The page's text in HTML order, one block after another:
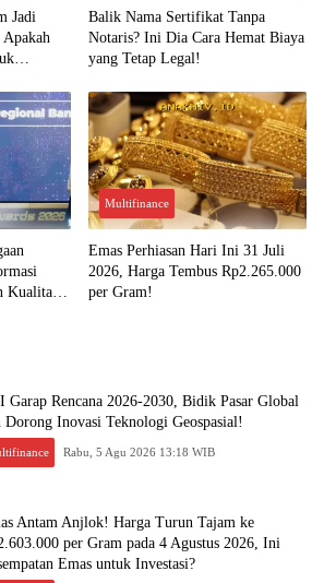
Jadi
Balik Nama Sertifikat Tanpa
Notaris? Ini Dia Cara Hemat Biaya
yang Tetap Legal!
Kualitas
Multifinance
Emas Perhiasan Hari Ini 31 Juli
2026, Harga Tembus Rp2.265.000
per Gram!
Garap Rencana 2026-2030, Bidik Pasar Global
Dorong Inovasi Teknologi Geospasial!
Rabu, 5 Agu 2026 13:18 WIB
Antam Anjlok! Harga Turun Tajam ke
per Gram pada 4 Agustus 2026, Ini
Emas untuk Investasi?